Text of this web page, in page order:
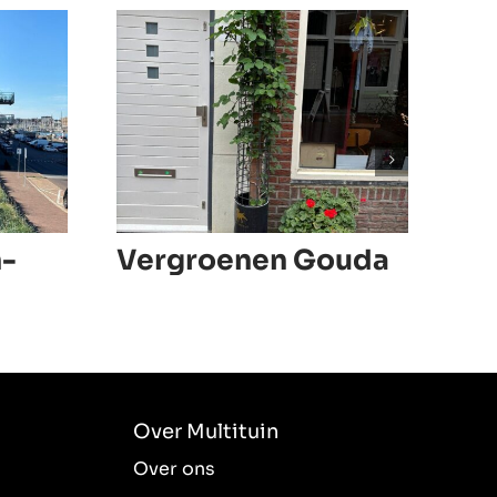
Vergroenen Gouda
Over Multituin
Over ons